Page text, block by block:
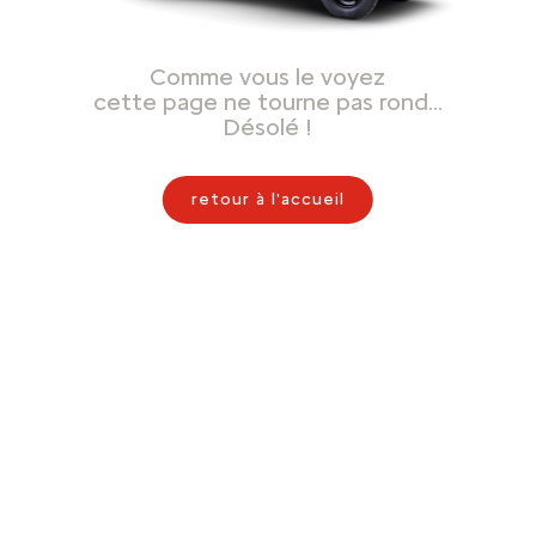
Comme vous le voyez
cette page ne tourne pas rond…
Désolé !
retour à l'accueil